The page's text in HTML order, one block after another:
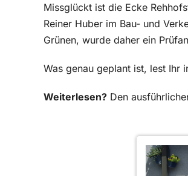
Missglückt ist die Ecke
Reiner Huber im Bau- und
Grünen, wurde daher ein
Was genau geplant ist, lest Ihr
Weiterlesen? Den